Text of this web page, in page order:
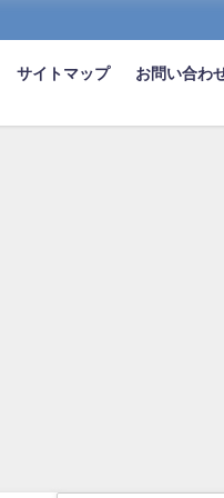
サイトマップ お問い合わ